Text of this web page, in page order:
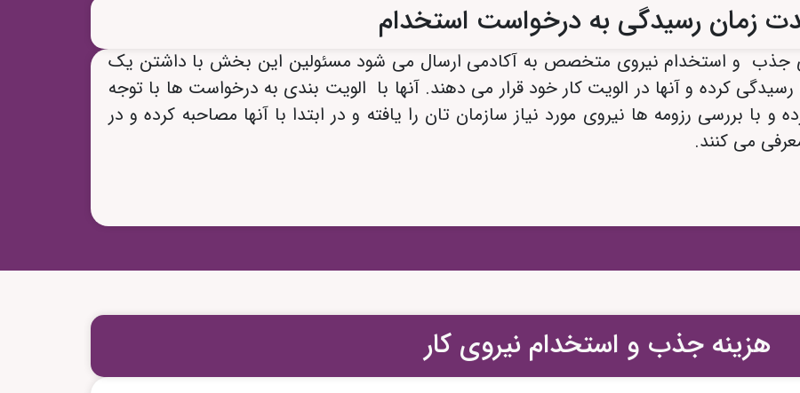
زمان رسیدگی به درخواست استخدام
جذب و استخدام نیروی متخصص به آکادمی ارسال می شود مسئولین این بخش با داشتن یک
کرده و آنها در الویت کار خود قرار می دهند. آنها با الویت بندی به درخواست ها با توجه
با بررسی رزومه ها نیروی مورد نیاز سازمان تان را یافته و در ابتدا با آنها مصاحبه کرده و در
می کنند.
هزینه جذب و استخدام نیروی کار